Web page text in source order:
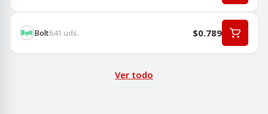
Bolt641 uds. $0.789
Ver todo